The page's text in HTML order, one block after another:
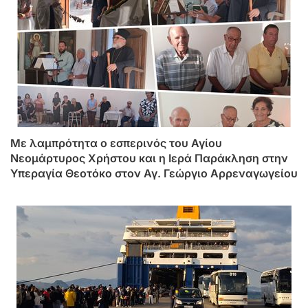
Mε λαμπρότητα ο εσπερινός του Αγίου
Νεομάρτυρος Χρήστου και η Ιερά Παράκληση στην
Υπεραγία Θεοτόκο στον Αγ. Γεώργιο Αρρεναγωγείου